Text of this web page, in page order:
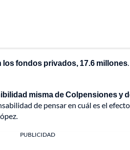
los fondos privados, 17.6 millones
misma de Colpensiones y
de pensar en cuál es el
PUBLICIDAD